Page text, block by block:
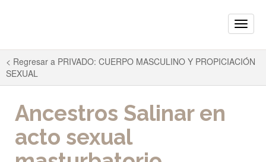
Toggle
< Regresar a PRIVADO: CUERPO MASCULINO Y PROPICIACIÓN
SEXUAL
Ancestros Salinar en
acto sexual